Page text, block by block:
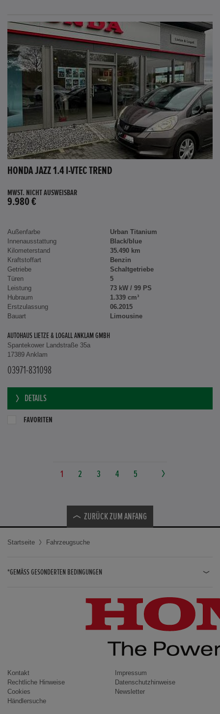
HONDA JAZZ 1.4 I-VTEC TREND
MWST. NICHT AUSWEISBAR
9.980 €
Außenfarbe
Urban Titanium
Innenausstattung
Black/blue
Kilometerstand
35.490 km
Kraftstoffart
Benzin
Getriebe
Schaltgetriebe
Türen
5
Leistung
73 kW / 99 PS
Hubraum
1.339 cm³
Erstzulassung
06.2015
Bauart
Limousine
AUTOHAUS LIETZE & LOGALL ANKLAM GMBH
Spantekower Landstraße 35a
17389 Anklam
03971-831098
DETAILS
FAVORITEN
1 2 3 4 5
ZURÜCK ZUM ANFANG
Startseite Fahrzeugsuche
*GEMÄSS GESONDERTEN BEDINGUNGEN
CIVIC / CIVIC LIMOUSINE
INSIGHT
ACCORD
Kontakt
Impressum
Rechtliche Hinweise
Datenschutzhinweise
Cookies
Newsletter
Händlersuche